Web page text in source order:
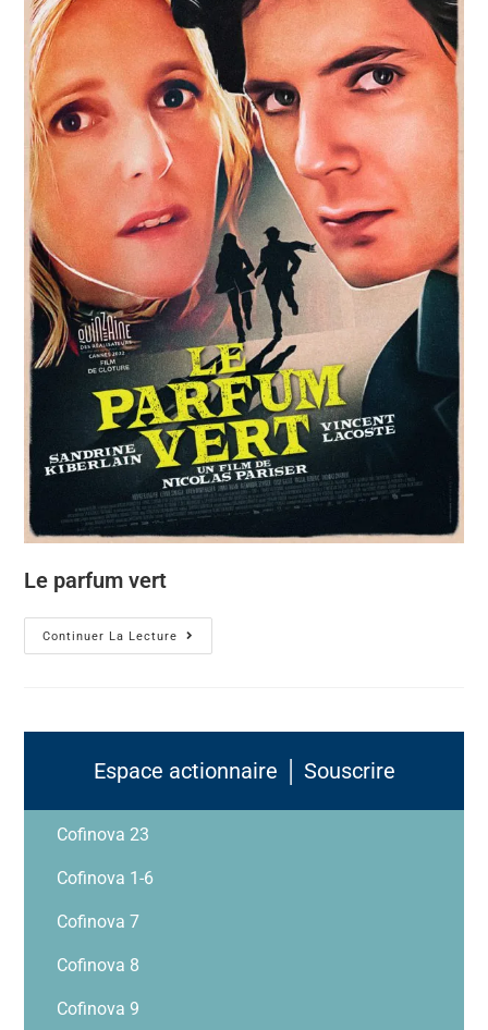
Le parfum vert
Continuer La Lecture
Espace actionnaire │ Souscrire
Cofinova 23
Cofinova 1-6
Cofinova 7
Cofinova 8
Cofinova 9